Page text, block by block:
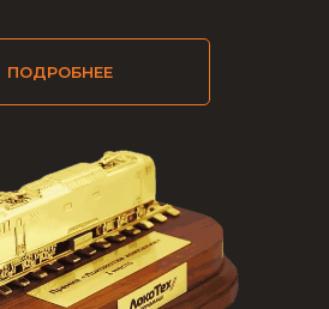
ПОДРОБНЕЕ